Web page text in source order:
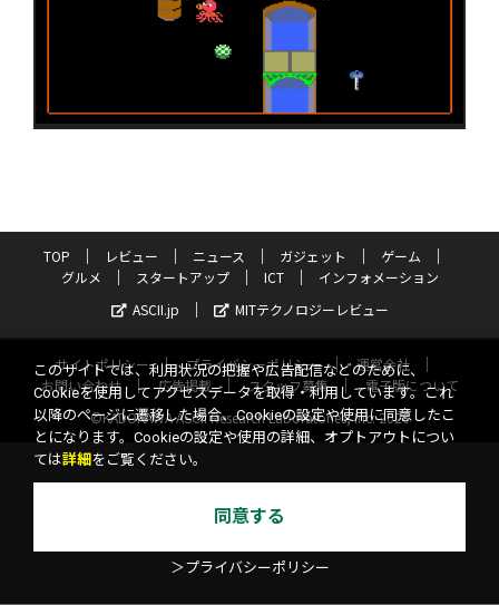
TOP レビュー ニュース ガジェット
ゲーム
グルメ
スタートアップ ICT
インフォメーション
ASCII.jp
MITテクノロジーレビュー
サイトポリシー プライバシーポリシー
運営会社
お問い合わせ
広告掲載 スタッフ募集
電子版について
©KADOKAWA ASCII Research Laboratories, Inc. 2026
このサイトでは、利用状況の把握や広告配信などのために、
Cookieを使用してアクセスデータを取得・利用しています。これ
以降のページに遷移した場合、Cookieの設定や使用に同意したこ
とになります。Cookieの設定や使用の詳細、オプトアウトについ
ては詳細 をご覧ください。
同意する
＞プライバシーポリシー